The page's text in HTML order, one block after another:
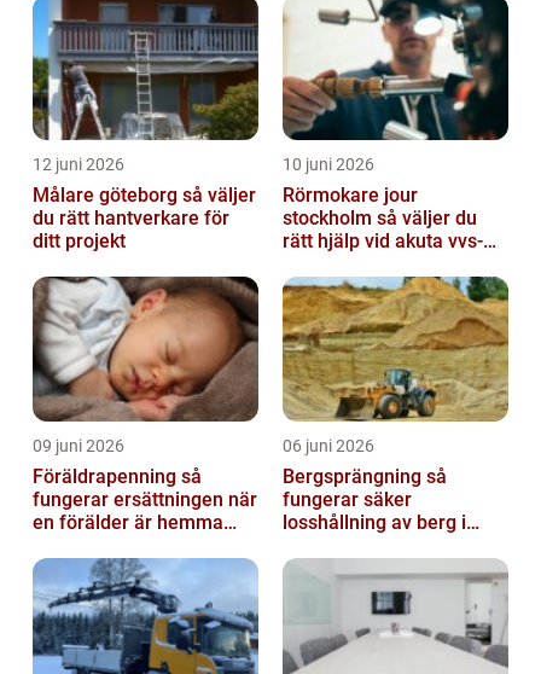
12 juni 2026
Målare göteborg så väljer
du rätt hantverkare för
ditt projekt
10 juni 2026
Rörmokare jour
stockholm så väljer du
rätt hjälp vid akuta vvs-
09 juni 2026
Föräldrapenning så
fungerar ersättningen när
en förälder är hemma
06 juni 2026
Bergsprängning så
fungerar säker
losshållning av berg i